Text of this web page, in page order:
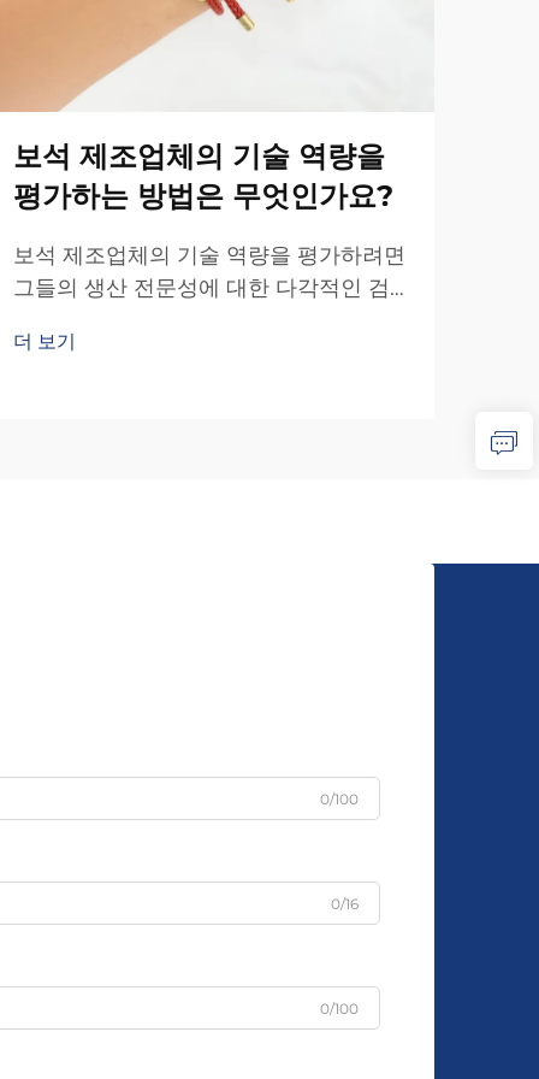
보석 제조업체의 기술 역량을
평가하는 방법은 무엇인가요?
보석 제조업체의 기술 역량을 평가하려면
그들의 생산 전문성에 대한 다각적인 검
합니다. 기업이 신뢰할 수 있는 보석 제조
더 보기
구
영
0/100
0/16
0/100